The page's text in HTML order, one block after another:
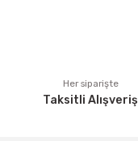
Her siparişte
Taksitli Alışveriş